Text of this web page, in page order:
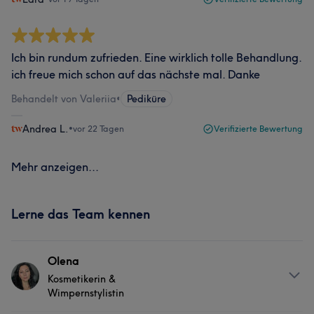
Ich bin rundum zufrieden. Eine wirklich tolle Behandlung.
ich freue mich schon auf das nächste mal. Danke
Behandelt von Valeriia• Pediküre
Andrea L. •vor 22 Tagen Verifizierte Bewertung
Mehr anzeigen...
Lerne das Team kennen
Olena
Kosmetikerin &
Wimpernstylistin